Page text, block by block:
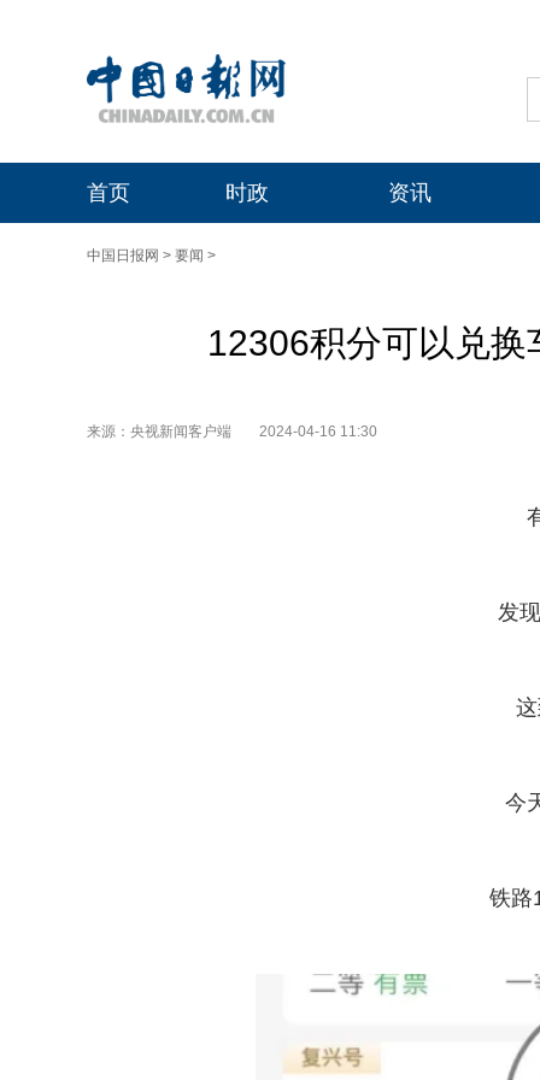
首页 时政 资讯
中国日报网 > 要闻 >
12306积分可以兑
来源：央视新闻客户端 2024-04-16 11:30
发
今
铁路